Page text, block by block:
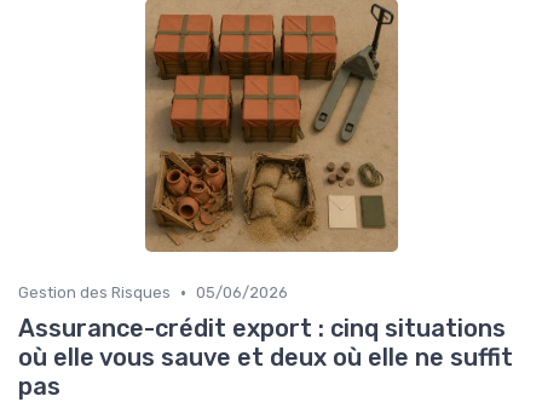
Gestion des Risques • 05/06/2026
Assurance-crédit export : cinq situations
où elle vous sauve et deux où elle ne suffit
pas